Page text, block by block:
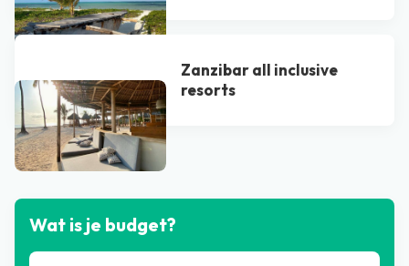
Zanzibar all inclusive
resorts
Bekijk alle blogs
Wat is je budget?